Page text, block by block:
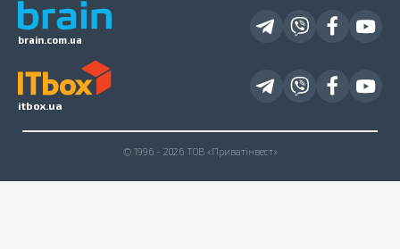
brain.com.ua
itbox.ua
© 1996 - 2026 ТОВ «Приватінвест»